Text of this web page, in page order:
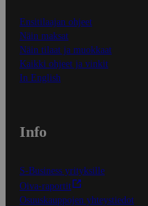
Ensitilaajan ohjeet
Näin maksat
Näin tilaat ja muokkaat
Kaikki ohjeet ja vinkit
In English
Info
S-Business yrityksille
Oiva-raportit
Osuuskauppojen yhteystiedot